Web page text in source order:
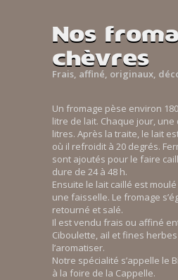
Nos
chèvres
Frais, affiné, originaux,
Un fromage pèse environ
litre de lait. Chaque jour, une
litres. Après la traite, le lait
où il refroidit à 20 degrés.
sont ajoutés pour le faire
dure de 24 à 48 h.
Ensuite le lait caillé est
une faisselle. Le fromage
retourné et salé.
Il est vendu frais ou affiné
Ciboulette, ail et fines
l’aromatiser.
Notre spécialité s’appelle le
à la foire de la Cappelle.